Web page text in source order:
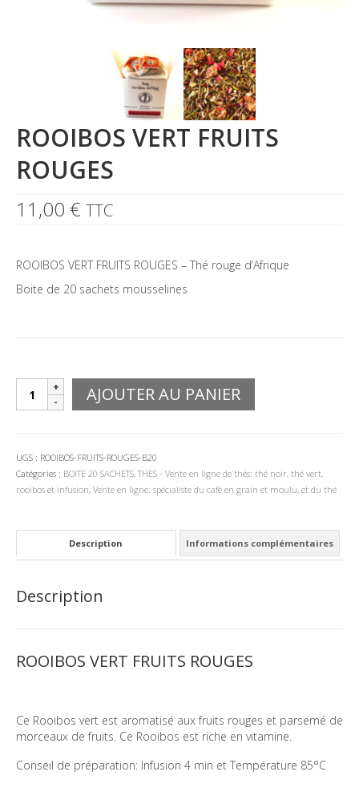
ROOIBOS VERT FRUITS
ROUGES
11,00 € TTC
ROOIBOS VERT FRUITS ROUGES – Thé rouge d’Afrique
Boite de 20 sachets mousselines
quantité
ROUGES
AJOUTER AU PANIER
UGS : ROOIBOS-FRUITS-ROUGES-B20
Catégories : BOITE 20 SACHETS, THES - Vente en ligne de thés: thé noir, thé vert,
rooibos et infusion, Vente en ligne: spécialiste du café en grain et moulu, et du thé
Description Informations complémentaires
Description
ROOIBOS VERT FRUITS ROUGES
Ce Rooibos vert est aromatisé aux fruits rouges et parsemé de
morceaux de fruits. Ce Rooibos est riche en vitamine.
Conseil de préparation: Infusion 4 min et Température 85°C